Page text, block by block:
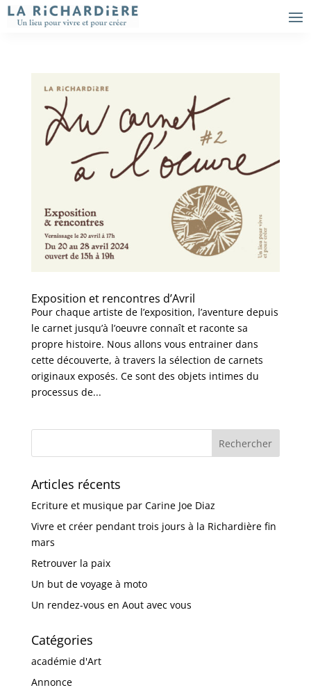
Exposition et rencontres d’Avril
Pour chaque artiste de l’exposition, l’aventure depuis
le carnet jusqu’à l’oeuvre connaît et raconte sa
propre histoire. Nous allons vous entrainer dans
cette découverte, à travers la sélection de carnets
originaux exposés. Ce sont des objets intimes du
processus de...
Articles récents
Ecriture et musique par Carine Joe Diaz
Vivre et créer pendant trois jours à la Richardière fin
mars
Retrouver la paix
Un but de voyage à moto
Un rendez-vous en Aout avec vous
Catégories
académie d'Art
Annonce